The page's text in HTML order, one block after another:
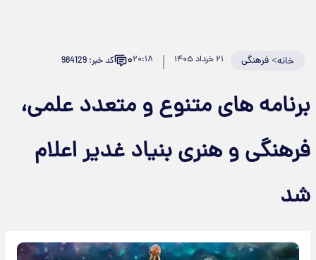
خانه>فرهنگی ۲۱ خرداد ۱۴۰۵ ۲۰:۱۸۰ کد خبر: 984129
برنامه های متنوع و متعدد علمی،
فرهنگی و هنری بنیاد غدیر اعلام
شد